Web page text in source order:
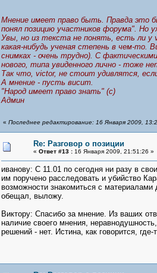
Мнение имеет право быть. Правда это
понял позицию участников форума". Но
Увы, но из текста не понять, есть ли у
какая-нибудь ученая степень в чем-то.
снимках - очень трудно). С
нового, типа увиденного лично - тоже
Так что, victor, не стоит удивлятся,
А мнение - пусть висит.
"Народ имеет право знать" (с)
Админ
« Последнее редактирование: 16 Января 2009,
Re: Разговор о позиции
« Ответ #13 :16 Января 2009, 21:51:26 »
иванову: С 11.01 по сегодня ни разу в
им поручено расследовать и убийство
возможности знакомиться с
обещал, выложу.
Виктору: Спасибо за мнение. Из ваших
наличие своего мнения,
решений - нет. Истина, как говорится, где-